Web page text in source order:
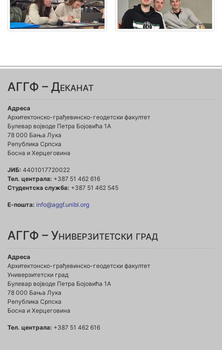
АГГФ – Деканат
Адреса
Архитектонско-грађевинско-геодетски факултет
Булевар војводе Петра Бојовића 1A
78 000 Бања Лука
Република Српска
Босна и Херцеговина
ЈИБ: 4401017720022
Тел. централа: +387 51 462 616
Студентска служба: +387 51 462 545
Е-пошта: info@aggf.unibl.org
АГГФ – Универзитетски град
Адреса
Архитектонско-грађевинско-геодетски факултет
Универзитетски град
Булевар војводе Петра Бојовића 1A
78 000 Бања Лука
Република Српска
Босна и Херцеговина
Тел. централа: +387 51 462 616